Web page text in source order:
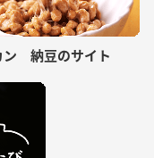
ン 納豆のサイト